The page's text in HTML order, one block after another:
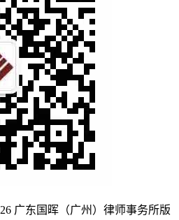
广东国晖（广州）律师事务所版